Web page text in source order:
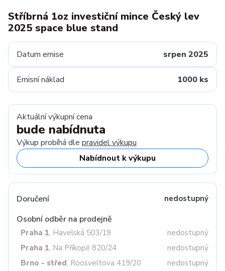
Stříbrná 1oz investiční mince Český lev
2025 space blue stand
Datum emise srpen 2025
Emisní náklad 1000 ks
Aktuální výkupní cena
bude nabídnuta
Výkup probíhá dle pravidel výkupu
Nabídnout k výkupu
Doručení nedostupný
Osobní odběr na prodejně
Praha 1, Havelská 503/19
nedostupný
Praha 1, Na Příkopě 820/24
nedostupný
Brno - střed, Roosveltova 419/20
nedostupný